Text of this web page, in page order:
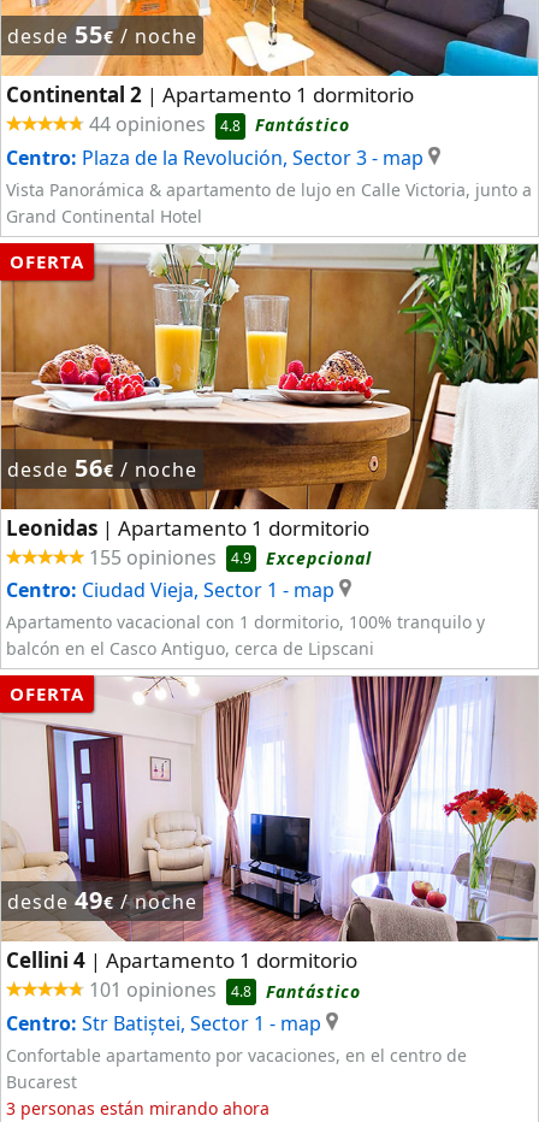
desde 55€/ noche
Continental 2 | Apartamento 1 dormitorio
44 opiniones 4.8 Fantástico
Centro: Plaza de la Revolución, Sector 3- map
Vista Panorámica & apartamento de lujo en Calle Victoria, junto a
Grand Continental Hotel
OFERTA
desde 56€ / noche
Leonidas | Apartamento 1 dormitorio
155 opiniones 4.9 Excepcional
Centro: Ciudad Vieja, Sector 1 - map
Apartamento vacacional con 1 dormitorio, 100% tranquilo y
balcón en el Casco Antiguo, cerca de Lipscani
OFERTA
desde 49€/ noche
Cellini 4 | Apartamento 1 dormitorio
101 opiniones 4.8 Fantástico
Centro: Str Batiștei, Sector 1 - map
Confortable apartamento por vacaciones, en el centro de
Bucarest
3 personas están mirando ahora